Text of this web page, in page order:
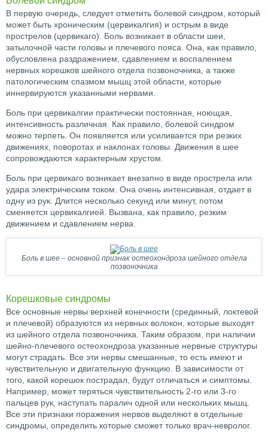
В первую очередь, следует отметить болевой синдром, который
может быть хроническим (цервикалгия) и острым в виде
прострелов (цервикаго). Боль возникает в области шеи,
затылочной части головы и плечевого пояса. Она, как правило,
обусловлена раздражением, сдавлением и воспалением
нервных корешков шейного отдела позвоночника, а также
патологическим спазмом мышц этой области, которые
иннервируются указанными нервами.
Боль при цервикалгии практически постоянная, ноющая,
интенсивность различная. Как правило, болевой синдром
можно терпеть. Он появляется или усиливается при резких
движениях, поворотах и наклонах головы. Движения в шее
сопровождаются характерным хрустом.
Боль при цервикаго возникает внезапно в виде прострела или
удара электрическим током. Она очень интенсивная, отдает в
одну из рук. Длится несколько секунд или минут, потом
сменяется цервикалгией. Вызвана, как правило, резким
движением и сдавлением нерва.
Боль в шее – основной признак остеохондроза шейного отдела
позвоночника
Корешковые синдромы
Все основные нервы верхней конечности (срединный, локтевой
и плечевой) образуются из нервных волокон, которые выходят
из шейного отдела позвоночника. Таким образом, при наличии
шейно-плечевого остеохондроза указанные нервные структуры
могут страдать. Все эти нервы смешанные, то есть имеют и
чувствительную и двигательную функцию. В зависимости от
того, какой корешок пострадал, будут отличаться и симптомы.
Например, может теряться чувствительность 2-го или 3-го
пальцев рук, наступать паралич одной или нескольких мышц.
Все эти признаки поражения нервов выделяют в отдельные
синдромы, определить которые сможет только врач-невролог.